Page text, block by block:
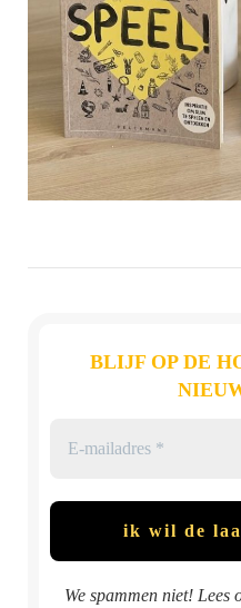
BLIJF OP DE
We spammen niet! Lees